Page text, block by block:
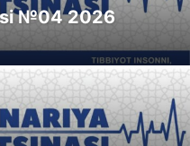
№04 2026